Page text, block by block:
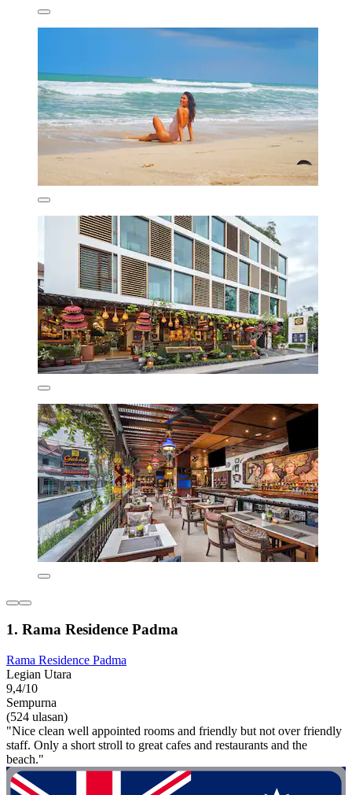
1. Rama Residence Padma
Rama Residence Padma
Legian Utara
9,4/10
Sempurna
(524 ulasan)
"Nice clean well appointed rooms and friendly but not over friendly
staff. Only a short stroll to great cafes and restaurants and the
beach."